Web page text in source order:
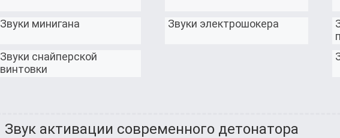
Звуки минигана Звуки электрошокера
Звуки снайперской
винтовки
Звук активации современного детонатора